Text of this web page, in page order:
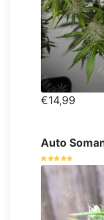
€14,99
Auto